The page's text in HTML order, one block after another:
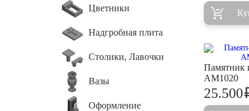
Цветники
Надгробная плита
Столики, Лавочки
Вазы
Оформление
Памятник
AM1020
25.500